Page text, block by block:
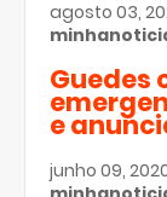
agosto 03,
Guedes
e
junho 09,